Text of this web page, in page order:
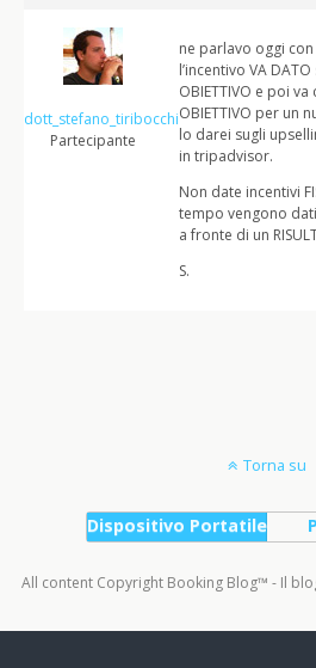
dott_stefano_tiribocchi
Partecipante
ne parlavo oggi
l’incentivo VA
OBIETTIVO e poi
OBIETTIVO per un
lo darei sugli
in tripadvisor.
Non date incentivi
tempo vengono
a fronte di un
S.
Torna su
Dispositivo Portatile
All content Copyright Booking Blog™ - Il